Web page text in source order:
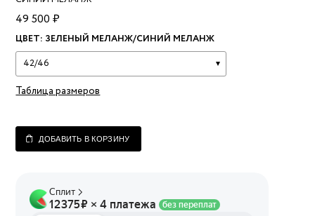
49 500 ₽
ЦВЕТ: ЗЕЛЕНЫЙ МЕЛАНЖ/СИНИЙ МЕЛАНЖ
42/46
Таблица размеров
ДОБАВИТЬ В КОРЗИНУ